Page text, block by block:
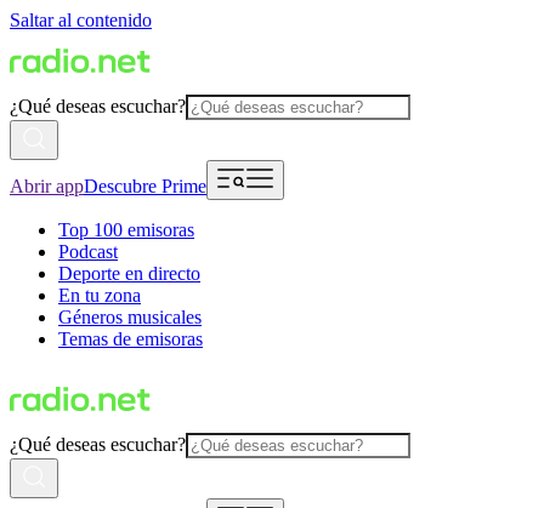
Saltar al contenido
¿Qué deseas escuchar?
Abrir appDescubre Prime
Top 100 emisoras
Podcast
Deporte en directo
En tu zona
Géneros musicales
Temas de emisoras
¿Qué deseas escuchar?